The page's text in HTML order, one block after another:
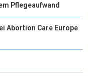
Pflegeaufwand
Abortion Care Europe